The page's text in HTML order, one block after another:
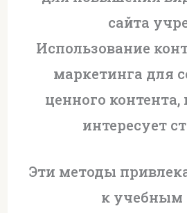
сайта
Использование
маркетинга для
ценного
интересует
Эти методы
к учебным